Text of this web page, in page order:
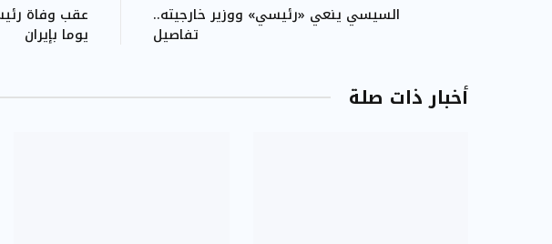
السيسي ينعي «رئيسي» ووزير خارجيته..
تفاصيل يوما بإيران
أخبار ذات صلة